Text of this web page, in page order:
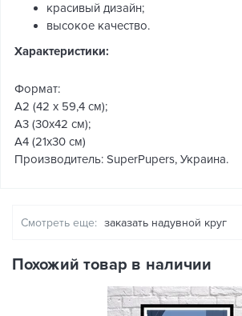
красивый дизайн;
высокое качество.
Характеристики:
Формат:
А2 (42 x 59,4 см);
А3 (30х42 см);
А4 (21х30 см)
Производитель: SuperPupers, Украина.
Смотреть еще: заказать надувной круг
Похожий товар в наличии